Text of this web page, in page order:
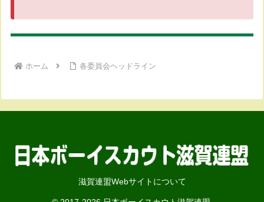
ホーム 各委員会ヘッドライン
滋賀連盟Webサイトについて